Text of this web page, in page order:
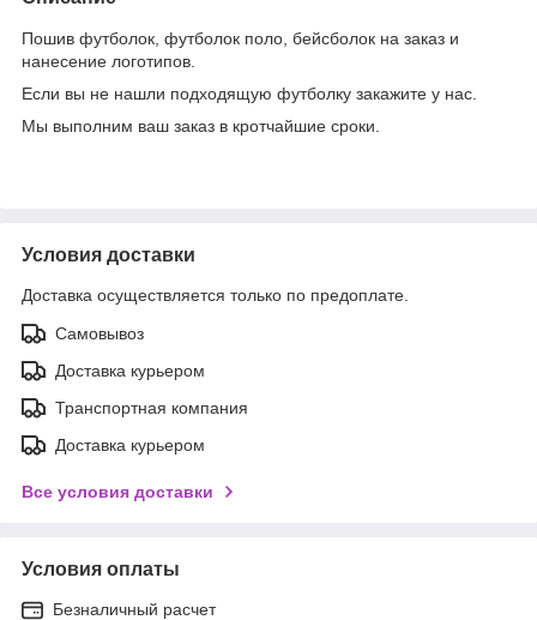
Пошив футболок, футболок поло, бейсболок на заказ и
нанесение логотипов.
Если вы не нашли подходящую футболку закажите у нас.
Мы выполним ваш заказ в кротчайшие сроки.
Условия доставки
Доставка осуществляется только по предоплате.
Самовывоз
Доставка курьером
Транспортная компания
Доставка курьером
Все условия доставки
Условия оплаты
Безналичный расчет